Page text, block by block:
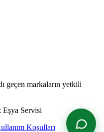
geçen markaların yetkili
Servisi
Koşulları